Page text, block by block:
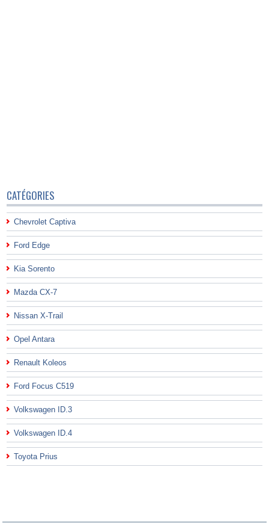
CATÉGORIES
Chevrolet Captiva
Ford Edge
Kia Sorento
Mazda CX-7
Nissan X-Trail
Opel Antara
Renault Koleos
Ford Focus C519
Volkswagen ID.3
Volkswagen ID.4
Toyota Prius